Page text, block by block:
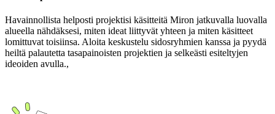
Havainnollista helposti projektisi käsitteitä Miron jatkuvalla luovalla
alueella nähdäksesi, miten ideat liittyvät yhteen ja miten käsitteet
lomittuvat toisiinsa. Aloita keskustelu sidosryhmien kanssa ja pyydä
heiltä palautetta tasapainoisten projektien ja selkeästi esiteltyjen
ideoiden avulla.,